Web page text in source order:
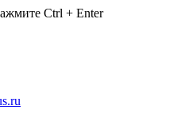
Ctrl + Enter